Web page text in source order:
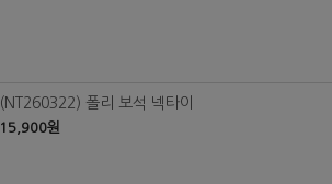
(NT260322) 폴리 보석 넥타이
15,900원